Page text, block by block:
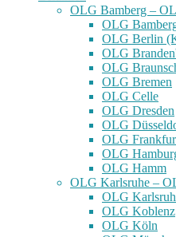
OLG Bamberg –
OLG
OLG Berlin
OLG
OLG
OLG Bremen
OLG Celle
OLG Dresden
OLG
OLG
OLG
OLG Hamm
OLG Karlsruhe –
OLG
OLG Koblenz
OLG Köln